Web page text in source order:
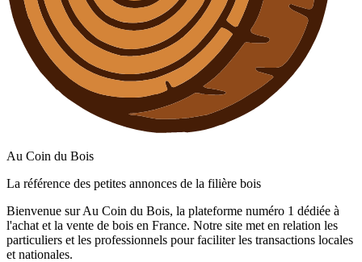
Au Coin du Bois
La référence des petites annonces de la filière bois
Bienvenue sur Au Coin du Bois, la plateforme numéro 1 dédiée à
l'achat et la vente de bois en France. Notre site met en relation les
particuliers et les professionnels pour faciliter les transactions locales
et nationales.